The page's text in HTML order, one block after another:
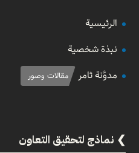
الرئيسية
نبذة شخصية
مدوَّنة ثامر
مقالات وصور
نماذج لتحقيق التعاون